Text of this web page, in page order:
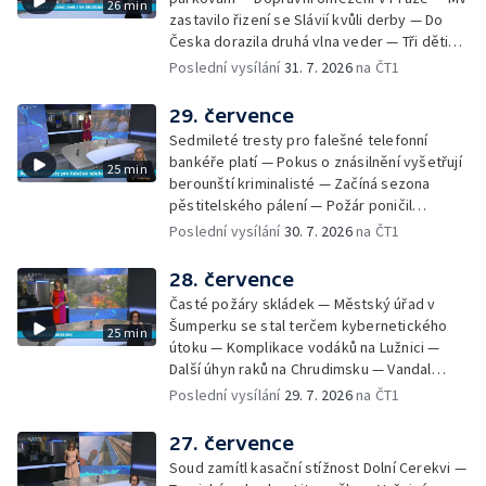
týrání koček — Péče o seniory jako brigáda
— Po pádu stromů prověří alej odborníci —
Festival Hrady CZ poprvé na Hluboké
26 min
zastavilo řizení se Slávií kvůli derby — Do
Česka dorazila druhá vlna veder — Tři děti
zůstali v rozpáleném autě — Problém s
mraženými potravinami v horku — Slavnostní
vyřazení absolventů Univerzity obrany —
Zájem o obytné vozy roste — Praha má
novou servisní loď — Vidická samoobslužná
prodejna si na provoz vydělá — U jezera
Most začíná festival Let It Roll — Vyvrcholil
bouřkový neboli jelení úplněk — Kanoistka
Poslední vysílání31. 7. 2026na ČT1
25 min
29. července
Sedmileté tresty pro falešné telefonní
bankéře platí — Pokus o znásilnění vyšetřují
berounští kriminalisté — Začíná sezona
pěstitelského pálení — Požár poničil
historickou vilu Marta v Písku — Končí Letní
odpad — Nedostatek vody na Hracholuskách
— Příprava nového plavebního stupně v
Děčíně — Biokoridor pro užovku stromovou
— Záchrana liblického vysílače — První
koncert Diany Ross v Česku — Výroba
obrněných vozidel CV90 — Biokoridor pod
vedením vysokého napětí
Poslední vysílání30. 7. 2026na ČT1
25 min
28. července
Časté požáry skládek — Městský úřad v
Šumperku se stal terčem kybernetického
útoku — Komplikace vodáků na Lužnici —
Další úhyn raků na Chrudimsku — Vandal
poškodil okna na Ještědu — Lvice Elza má
defibrilátorů — 194 km/h po dálnici D6 —
Problém s likvidací kadmia — Vězni na
Frýdlantsku čistí koryto potoka — Antikolizní
Poslední vysílání 29. 7. 2026na ČT1
27. července
Soud zamítl kasační stížnost Dolní Cerekvi —